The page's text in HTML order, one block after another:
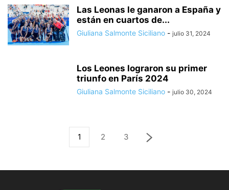
Las Leonas le ganaron a España y
están en cuartos de...
Giuliana Salmonte Siciliano - julio 31, 2024
Los Leones lograron su primer
triunfo en París 2024
Giuliana Salmonte Siciliano - julio 30, 2024
1 2 3